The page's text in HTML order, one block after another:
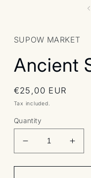
SUPOW MARKET
Ancient
Regular
price
€25,00 EUR
Tax included.
Quantity
Decrease
quantity
for
for